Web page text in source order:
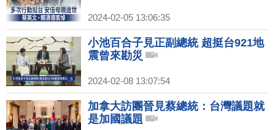
2024-02-05 13:06:35
小池百合子見正副總統 超挺台921地
震曾來勘災
2024-02-08 13:07:54
加拿大訪團晉見蔡總統：台灣議題就
是加國議題